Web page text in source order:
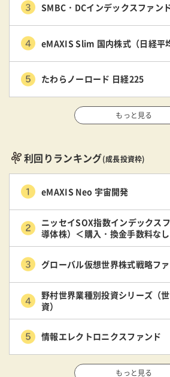
SMBC・DCインデックスファン
eMAXIS Slim 国内株式（日経平
たわらノーロード 日経225
もっと見る
利回りランキング(成長投資枠)
eMAXIS Neo 宇宙開発
ニッセイSOX指数インデックス
導体株）＜購入・換金手数料な
グローバル仮想世界株式戦略フ
野村世界業種別投資シリーズ（
資）
情報エレクトロニクスファンド
もっと見る